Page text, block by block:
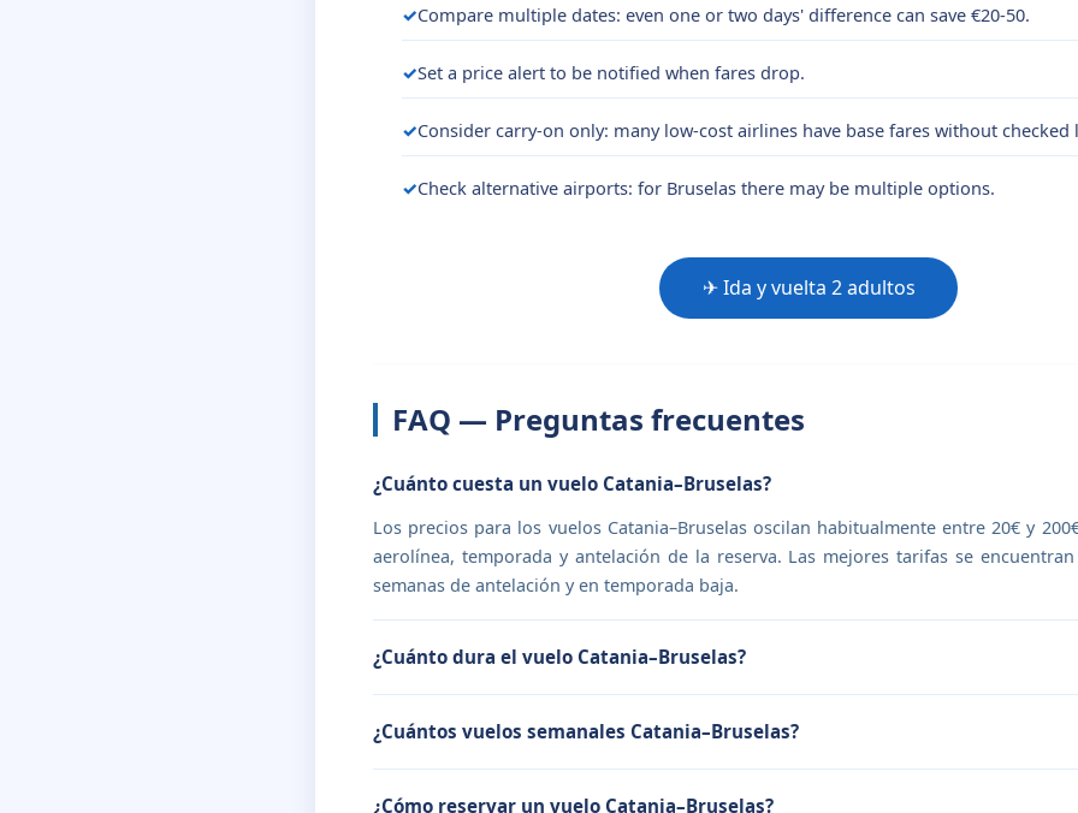
Compare multiple dates: even one or two days' difference can save €20-50.
Set a price alert to be notified when fares drop.
Consider carry-on only: many low-cost airlines have base fares without checked
Check alternative airports: for Bruselas there may be multiple options.
✈ Ida y vuelta 2 adultos
FAQ — Preguntas frecuentes
¿Cuánto cuesta un vuelo Catania–Bruselas?
Los precios para los vuelos Catania–Bruselas oscilan habitualmente entre 20€ y
aerolínea, temporada y antelación de la reserva. Las mejores tarifas se
semanas de antelación y en temporada baja.
¿Cuánto dura el vuelo Catania–Bruselas?
¿Cuántos vuelos semanales Catania–Bruselas?
¿Cómo reservar un vuelo Catania–Bruselas?